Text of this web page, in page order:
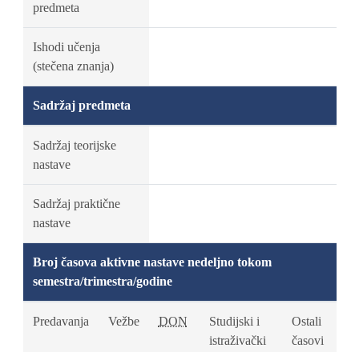
predmeta
Ishodi učenja
(stečena znanja)
Sadržaj predmeta
Sadržaj teorijske
nastave
Sadržaj praktične
nastave
Broj časova aktivne nastave nedeljno tokom
semestra/trimestra/godine
Predavanja Vežbe DON
Studijski i
istraživački
Ostali
časovi